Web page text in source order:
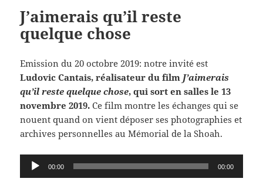
J’aimerais qu’il reste
quelque chose
Emission du 20 octobre 2019: notre invité est
Ludovic Cantais, réalisateur du film J’aimerais
qu’il reste quelque chose, qui sort en salles le 13
novembre 2019.Ce film montre les échanges qui se
nouent quand on vient déposer ses photographies et
archives personnelles au Mémorial de la Shoah.
Lecteur
audio
00:00 00:00